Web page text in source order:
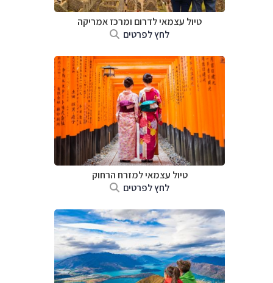
טיול עצמאי לדרום ומרכז אמריקה
לחץ לפרטים
טיול עצמאי למזרח הרחוק
לחץ לפרטים